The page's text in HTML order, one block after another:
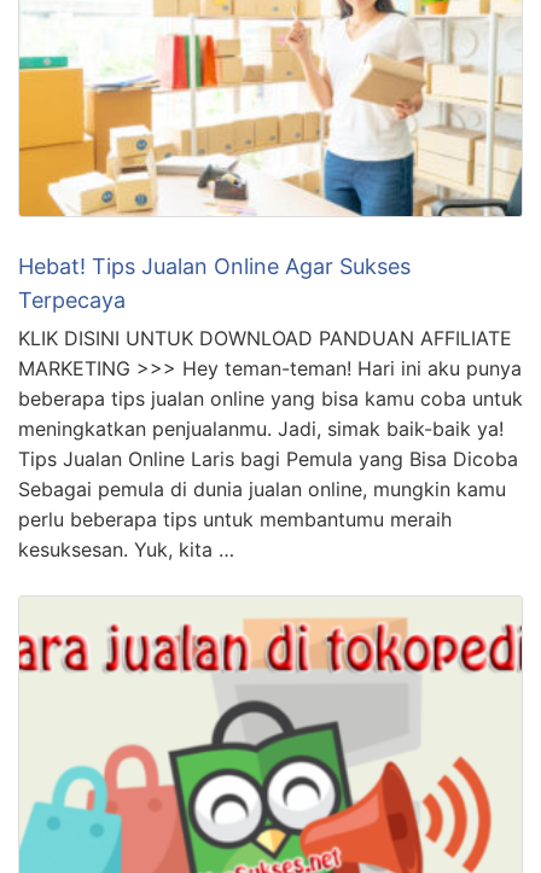
Hebat! Tips Jualan Online Agar Sukses
Terpecaya
KLIK DISINI UNTUK DOWNLOAD PANDUAN AFFILIATE
MARKETING >>> Hey teman-teman! Hari ini aku punya
beberapa tips jualan online yang bisa kamu coba untuk
meningkatkan penjualanmu. Jadi, simak baik-baik ya!
Tips Jualan Online Laris bagi Pemula yang Bisa Dicoba
Sebagai pemula di dunia jualan online, mungkin kamu
perlu beberapa tips untuk membantumu meraih
kesuksesan. Yuk, kita …